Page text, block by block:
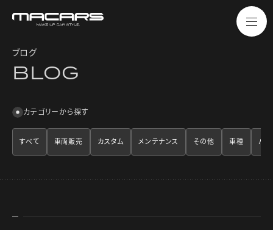
ブログ
BLOG
カテゴリーから探す
すべて 車両販売 カスタム メンテナンス その他 車種 パ